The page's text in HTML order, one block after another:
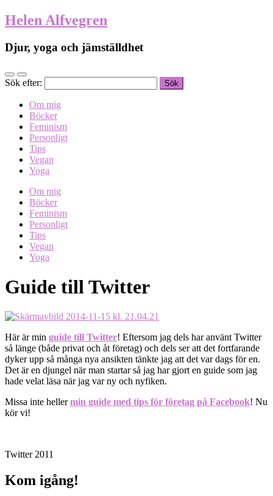
Helen Alfvegren
Djur, yoga och jämställdhet
Sök efter:
Om mig
Böcker
Feminism
Personligt
Tips
Vegan
Yoga
Om mig
Böcker
Feminism
Personligt
Tips
Vegan
Yoga
Guide till Twitter
Här är min guide till Twitter! Eftersom jag dels har använt Twitter
så länge (både privat och åt företag) och dels ser att det fortfarande
dyker upp så många nya ansikten tänkte jag att det var dags för en.
Det är en djungel när man startar så jag har gjort en guide som jag
hade velat läsa när jag var ny och nyfiken.
Missa inte hellermin guide med tips för företag på Facebook! Nu
kör vi!
Twitter 2011
Kom igång!